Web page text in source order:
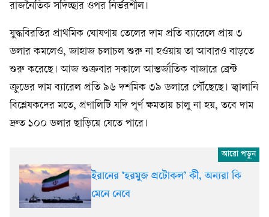
রাজনৈতিক সদিচ্ছার ওপর নির্ভরশীল।
যুদ্ধবিরতির প্রাথমিক ঘোষণায় তেলের দাম প্রতি ব্যারেলে প্রায় ৩
ডলার কমলেও, জাহাজ চলাচল শুরু না হওয়ায় তা আবারও বাড়তে
শুরু করেছে। আজ শুক্রবার সকালে আন্তর্জাতিক বাজারে ব্রেন্ট
ক্রুডের দাম ব্যারেল প্রতি ৯৬ দশমিক ৩৯ ডলারে পৌঁছেছে। জ্বালানি
বিশ্লেষকদের মতে, প্রণালিটি যদি পূর্ণ ক্ষমতায় চালু না হয়, তবে দাম
দ্রুত ১০০ ডলার ছাড়িয়ে যেতে পারে।
ইরানের ‘হরমুজ প্রটোকল’ কী, অন্যরা কি
মেনে নেবে